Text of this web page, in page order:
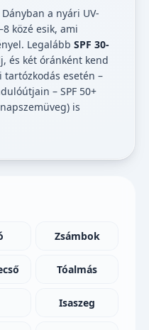
Dányban a nyári UV-
közé esik, ami
Legalább SPF 30-
és két óránként kend
esetén –
– SPF 50+
is
Zsámbok
Tóalmás
Isaszeg